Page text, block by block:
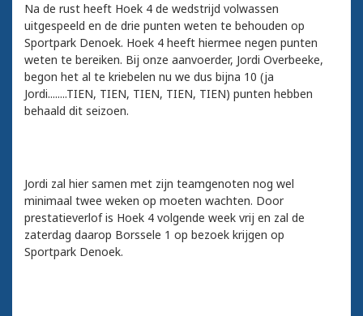
Na de rust heeft Hoek 4 de wedstrijd volwassen
uitgespeeld en de drie punten weten te behouden op
Sportpark Denoek. Hoek 4 heeft hiermee negen punten
weten te bereiken. Bij onze aanvoerder, Jordi Overbeeke,
begon het al te kriebelen nu we dus bijna 10 (ja
Jordi........TIEN, TIEN, TIEN, TIEN, TIEN) punten hebben
behaald dit seizoen.
Jordi zal hier samen met zijn teamgenoten nog wel
minimaal twee weken op moeten wachten. Door
prestatieverlof is Hoek 4 volgende week vrij en zal de
zaterdag daarop Borssele 1 op bezoek krijgen op
Sportpark Denoek.